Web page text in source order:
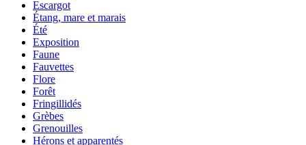
Escargot
Étang, mare et marais
Été
Exposition
Faune
Fauvettes
Flore
Forêt
Fringillidés
Grèbes
Grenouilles
Hérons et apparentés